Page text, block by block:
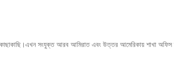
কাছাকাছি।এখন সংযুক্ত আরব আমিরাত এবং উত্তর আমেরিকায় শাখা